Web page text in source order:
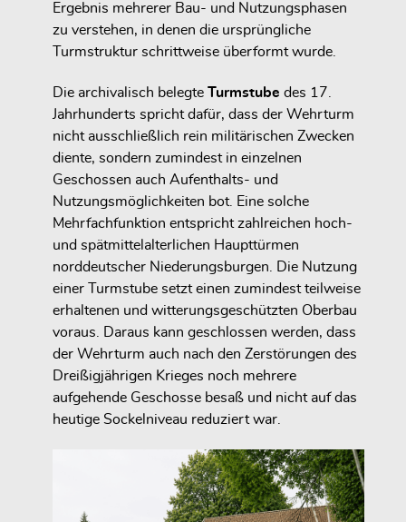
Ergebnis mehrerer Bau- und Nutzungsphasen
zu verstehen, in denen die ursprüngliche
Turmstruktur schrittweise überformt wurde.
Die archivalisch belegte Turmstube des 17.
Jahrhunderts spricht dafür, dass der Wehrturm
nicht ausschließlich rein militärischen Zwecken
diente, sondern zumindest in einzelnen
Geschossen auch Aufenthalts- und
Nutzungsmöglichkeiten bot. Eine solche
Mehrfachfunktion entspricht zahlreichen hoch-
und spätmittelalterlichen Haupttürmen
norddeutscher Niederungsburgen. Die Nutzung
einer Turmstube setzt einen zumindest teilweise
erhaltenen und witterungsgeschützten Oberbau
voraus. Daraus kann geschlossen werden, dass
der Wehrturm auch nach den Zerstörungen des
Dreißigjährigen Krieges noch mehrere
aufgehende Geschosse besaß und nicht auf das
heutige Sockelniveau reduziert war.